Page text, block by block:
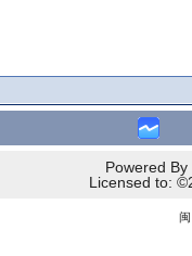
Powered
Licensed to: